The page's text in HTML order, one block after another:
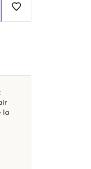
la